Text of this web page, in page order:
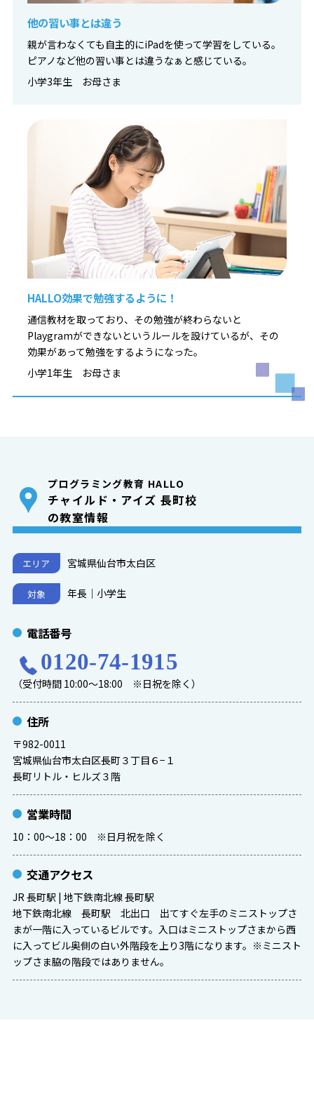
他の習い事とは違う
親が言わなくても自主的にiPadを使って学習をしている。
ピアノなど他の習い事とは違うなぁと感じている。
小学3年生 お母さま
HALLO効果で勉強するように！
通信教材を取っており、その勉強が終わらないと
Playgramができないというルールを設けているが、その
効果があって勉強をするようになった。
小学1年生 お母さま
プログラミング教育 HALLO
チャイルド・アイズ 長町校
の教室情報
エリア 宮城県仙台市太白区
対象 年長｜小学生
電話番号
0120-74-1915
（受付時間 10:00～18:00 ※日祝を除く）
住所
〒982-0011
宮城県仙台市太白区長町３丁目６−１
長町リトル・ヒルズ３階
営業時間
10：00～18：00 ※日月祝を除く
交通アクセス
JR 長町駅 | 地下鉄南北線 長町駅
地下鉄南北線 長町駅 北出口 出てすぐ左手のミニストップさ
まが一階に入っているビルです。入口はミニストップさまから西
に入ってビル奥側の白い外階段を上り3階になります。※ミニスト
ップさま脇の階段ではありません。